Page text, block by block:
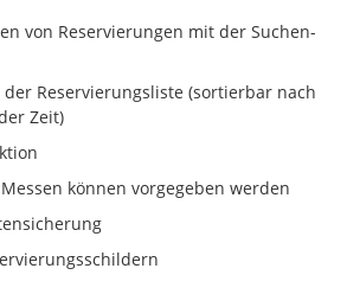
von Reservierungen mit der Suchen-
der Reservierungsliste (sortierbar nach
Zeit)
können vorgegeben werden